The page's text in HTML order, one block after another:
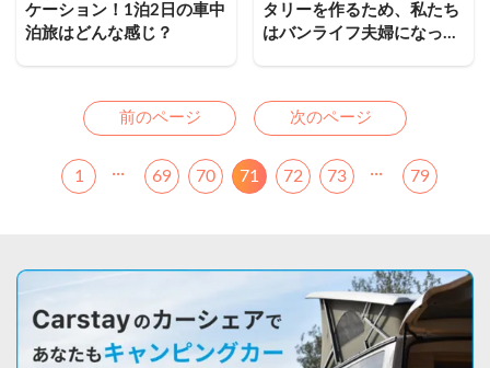
ケーション！1泊2日の車中
泊旅はどんな感じ？
タリーを作るため、私たち
はバンライフ夫婦になった
前のページ Previous次のページ Next
1 ... 69 70 71 72 73 ... 79